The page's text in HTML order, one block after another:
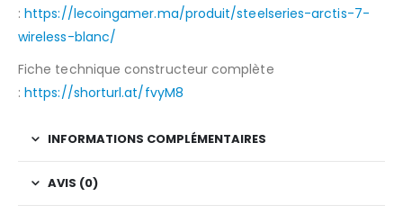
:https://lecoingamer.ma/produit/steelseries-arctis-7-
wireless-blanc/
Fiche technique constructeur complète
:https://shorturl.at/fvyM8
INFORMATIONS COMPLÉMENTAIRES
AVIS (0)